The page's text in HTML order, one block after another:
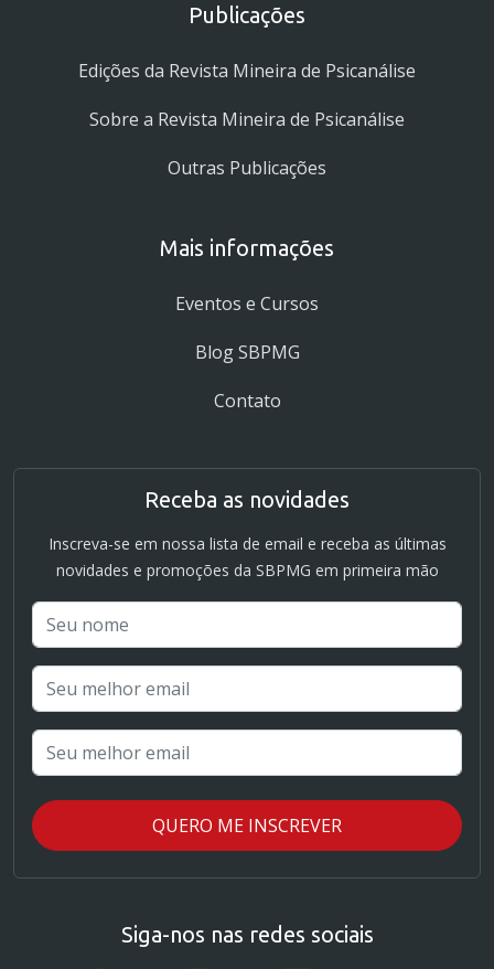
Publicações
Edições da Revista Mineira de Psicanálise
Sobre a Revista Mineira de Psicanálise
Outras Publicações
Mais informações
Eventos e Cursos
Blog SBPMG
Contato
Receba as novidades
Inscreva-se em nossa lista de email e receba as últimas
novidades e promoções da SBPMG em primeira mão
Siga-nos nas redes sociais